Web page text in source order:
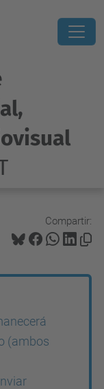
Compartir:
(ambos